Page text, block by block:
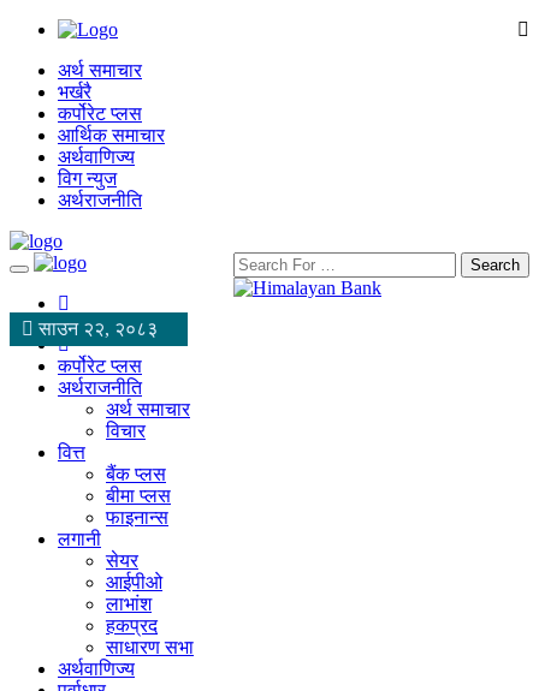
अर्थ समाचार
भर्खरै
कर्पोरेट प्लस
आर्थिक समाचार
अर्थवाणिज्य
विग न्युज
अर्थराजनीति
Search
साउन २२, २०८३
कर्पोरेट प्लस
अर्थराजनीति
अर्थ समाचार
विचार
वित्त
बैंक प्लस
बीमा प्लस
फाइनान्स
लगानी
सेयर
आईपीओ
लाभांश
हकप्रद
साधारण सभा
अर्थवाणिज्य